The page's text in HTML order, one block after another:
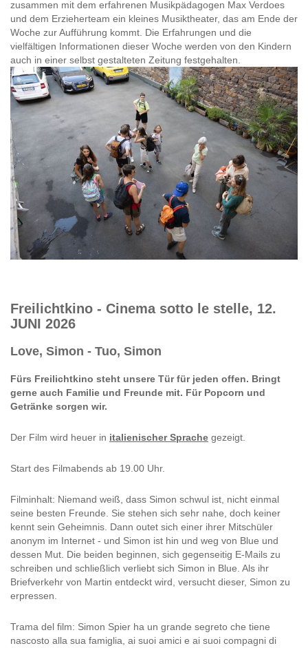
zusammen mit dem erfahrenen Musikpädagogen Max Verdoes
und dem Erzieherteam ein kleines Musiktheater, das am Ende der
Woche zur Aufführung kommt. Die Erfahrungen und die
vielfältigen Informationen dieser Woche werden von den Kindern
auch in einer selbst gestalteten Zeitung festgehalten.
Freilichtkino - Cinema sotto le stelle, 12.
JUNI 2026
Love, Simon - Tuo, Simon
Fürs Freilichtkino steht unsere Tür für jeden offen. Bringt
gerne auch Familie und Freunde mit. Für Popcorn und
Getränke sorgen wir.
Der Film wird heuer in italienischer Sprache gezeigt.
Start des Filmabends ab 19.00 Uhr.
Filminhalt: Niemand weiß, dass Simon schwul ist, nicht einmal
seine besten Freunde. Sie stehen sich sehr nahe, doch keiner
kennt sein Geheimnis. Dann outet sich einer ihrer Mitschüler
anonym im Internet - und Simon ist hin und weg von Blue und
dessen Mut. Die beiden beginnen, sich gegenseitig E-Mails zu
schreiben und schließlich verliebt sich Simon in Blue. Als ihr
Briefverkehr von Martin entdeckt wird, versucht dieser, Simon zu
erpressen.
Trama del film: Simon Spier ha un grande segreto che tiene
nascosto alla sua famiglia, ai suoi amici e ai suoi compagni di